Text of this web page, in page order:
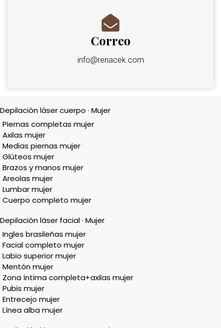
Correo
info@renacek.com
Depilación láser cuerpo · Mujer
Piernas completas mujer
Axilas mujer
Medias piernas mujer
Glúteos mujer
Brazos y manos mujer
Areolas mujer
Lumbar mujer
Cuerpo completo mujer
Depilación láser facial · Mujer
Ingles brasileñas mujer
Facial completo mujer
Labio superior mujer
Mentón mujer
Zona íntima completa+axilas mujer
Pubis mujer
Entrecejo mujer
Línea alba mujer